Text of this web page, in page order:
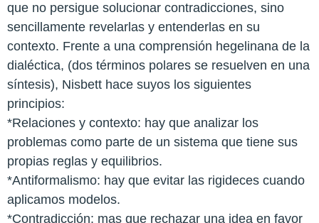
que no persigue solucionar contradicciones, sino
sencillamente revelarlas y entenderlas en su
contexto. Frente a una comprensión hegelinana de la
dialéctica, (dos términos polares se resuelven en una
síntesis), Nisbett hace suyos los siguientes
principios:
*Relaciones y contexto: hay que analizar los
problemas como parte de un sistema que tiene sus
propias reglas y equilibrios.
*Antiformalismo: hay que evitar las rigideces cuando
aplicamos modelos.
*Contradicción: mas que rechazar una idea en favor